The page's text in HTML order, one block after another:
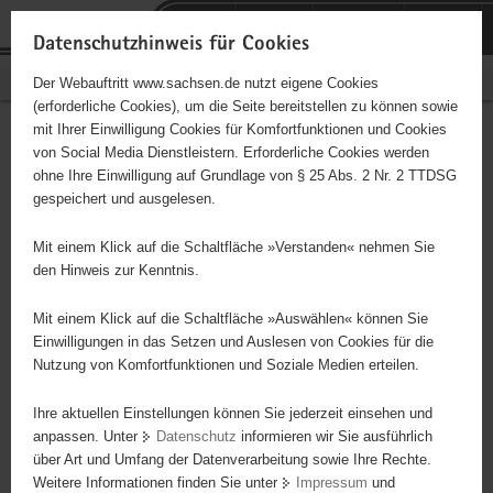
P
Portalübergreifende
Navigation
Bürgerschaftliches Engagement
Hauptinhalt
Reservistenkameradschaft
Frankenberg
Untergliederung des Verband der Reservisten der deutschen
Bundeswehr e. V. Die Mitglieder leisten auf Basis der freiheitlich
demokratischen Grundordnung in folgenden
Sicherheitspolitische Arbeit - Förderung militärischer Fähigkeiten -
Unterstützungsleistung für die Bundeswehr - Mittler zwischen
Bundeswehr und Bevölkerung - Katastrophenschutz - Soziales
Datenschutzhinweis für Cookies
Der Webauftritt www.sachsen.de nutzt eigene Cookies
(erforderliche Cookies), um die Seite bereitstellen zu können sowie
mit Ihrer Einwilligung Cookies für Komfortfunktionen und Cookies
von Social Media Dienstleistern. Erforderliche Cookies werden
ohne Ihre Einwilligung auf Grundlage von § 25 Abs. 2 Nr. 2 TTDSG
gespeichert und ausgelesen.
Mit einem Klick auf die Schaltfläche »Verstanden« nehmen Sie
den Hinweis zur Kenntnis.
Mit einem Klick auf die Schaltfläche »Auswählen« können Sie
Einwilligungen in das Setzen und Auslesen von Cookies für die
Nutzung von Komfortfunktionen und Soziale Medien erteilen.
Ihre aktuellen Einstellungen können Sie jederzeit einsehen und
anpassen. Unter
Datenschutz informieren wir Sie ausführlich
über Art und Umfang der Datenverarbeitung sowie Ihre Rechte.
Weitere Informationen finden Sie unter
Impressum und